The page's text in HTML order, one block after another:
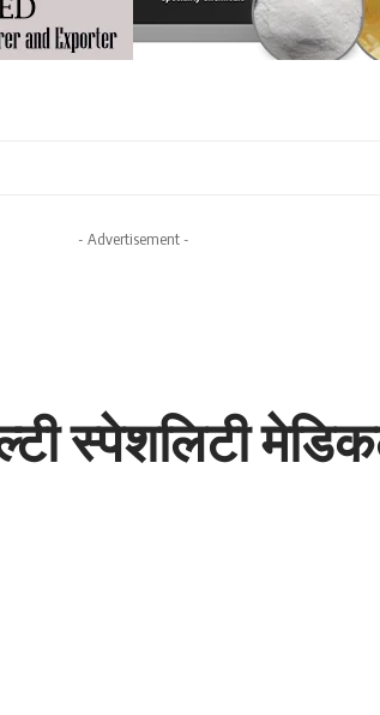
- Advertisement -
स्पेशलिटी